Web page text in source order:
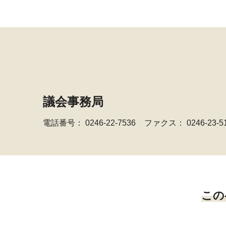
議会事務局
電話番号： 0246-22-7536 ファクス： 0246-23-
こ